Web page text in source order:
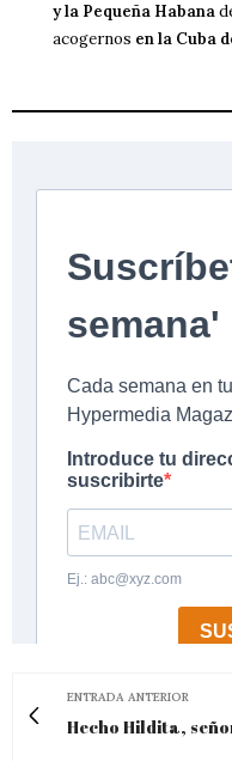
y la Pequeña Habana
acogernos en la Cuba
ENTRADA ANTERIOR
Hecho Hildita,